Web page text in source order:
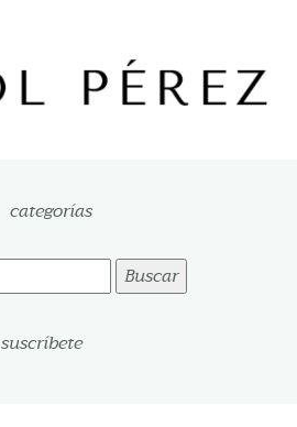
categorías
suscríbete